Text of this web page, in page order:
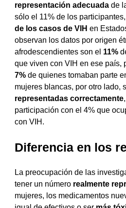
representación adecuada de
sólo el 11% de los
de los casos de VIH en
observan los datos por origen
afrodescendientes son el 11%
que viven con VIH en ese país,
7% de quienes tomaban parte
mujeres blancas, por otro lado,
representadas correctamente
participación con el 4% que
con VIH.
Diferencia en los
La preocupación de las
tener un número realmente
mujeres, los medicamentos